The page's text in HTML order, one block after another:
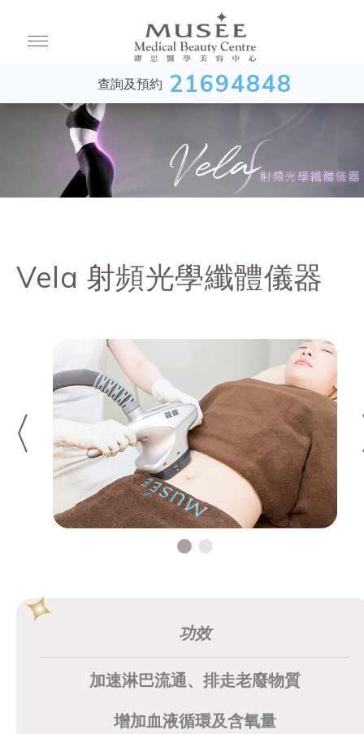
查詢及預約 21694848
Vela 射頻光學纖體儀器
功效
加速淋巴流通、排走老廢物質
增加血液循環及含氧量